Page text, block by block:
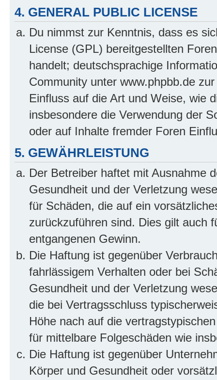
4. GENERAL PUBLIC LICENSE
Du nimmst zur Kenntnis, dass es
License (GPL) bereitgestellten
handelt; deutschsprachige
Community unter www.phpbb.de
Einfluss auf die Art und Weise, wie
insbesondere die Verwendung der
oder auf Inhalte fremder Foren
5. GEWÄHRLEISTUNG
Der Betreiber haftet mit Ausnahme
Gesundheit und der Verletzung
für Schäden, die auf ein
zurückzuführen sind. Dies gilt auch
entgangenen Gewinn.
Die Haftung ist gegenüber
fahrlässigem Verhalten oder bei
Gesundheit und der Verletzung
die bei Vertragsschluss
Höhe nach auf die
für mittelbare Folgeschäden wie
Die Haftung ist gegenüber
Körper und Gesundheit oder